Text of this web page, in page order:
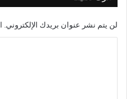
لن يتم نشر عنوان بريدك الإلكتروني.